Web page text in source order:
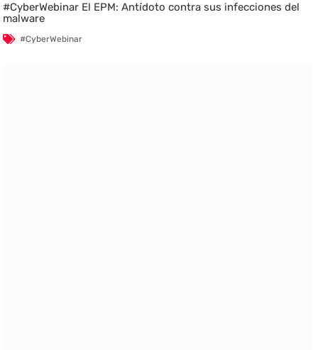
#CyberWebinar El EPM: Antídoto contra sus infecciones del
malware
#CyberWebinar